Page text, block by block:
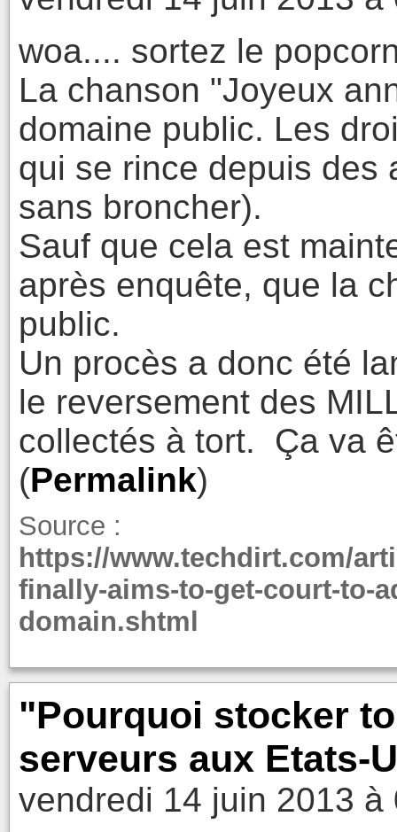
woa.... sortez le
La chanson "Joyeux
domaine public. Les
qui se rince depuis des
sans broncher).
Sauf que cela est
après enquête, que la
public.
Un procès a donc été
le reversement des
collectés à tort. Ça va
(Permalink)
Source :
https://www.techdirt.com/
finally-aims-to-get-court-to-
domain.shtml
"Pourquoi stocker
serveurs aux Etats-
vendredi 14 juin 2013 à